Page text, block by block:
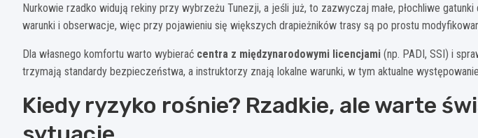
Nurkowie rzadko widują rekiny przy wybrzeżu Tunezji, a jeśli już, to zazwyczaj małe, płochliwe
warunki i obserwacje, więc przy pojawieniu się większych drapieżników trasy są po prostu
Dla własnego komfortu warto wybierać centra z międzynarodowymi licencjami (np. PADI, SSI) i
trzymają standardy bezpieczeństwa, a instruktorzy znają lokalne warunki, w tym aktualne
Kiedy ryzyko rośnie? Rzadkie, ale warte